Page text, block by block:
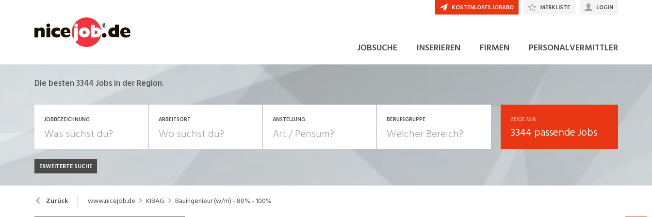
JOBSUCHE INSERIEREN FIRMEN PERSONALVERMITTLER
KOSTENLOSES JOBABO MERKLISTE LOGIN
Die besten 3344 Jobs in der Region.
JOBBEZEICHNUNG ARBEITSORT ANSTELLUNG
JOB-TYP
Festanstellung
Temporär (befristet)
BERUFSGRUPPE
Bank, Versicherung
Chemie, Pharma, Biotechnologie
Consulting, Human Resources
ZEIGE MIR
3344 passende Jobs
ERWEITERTE SUCHE
Zurück www.nicejob.de KIBAG Bauingenieur (w/m) - 80% - 100%
JETZT BEWERBEN